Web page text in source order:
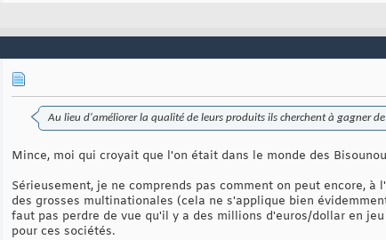
Au lieu d'améliorer la qualité de leurs produits ils cherchent à gagner
Mince, moi qui croyait que l'on était dans le monde des
Sérieusement, je ne comprends pas comment on peut encore,
des grosses multinationales (cela ne s'applique bien
faut pas perdre de vue qu'il y a des millions d'euros/dollar en
pour ces sociétés.